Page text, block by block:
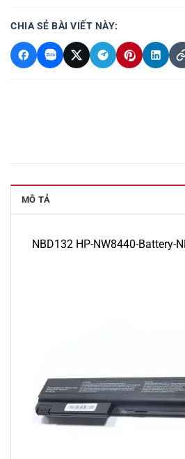
CHIA SẺ BÀI VIẾT NÀY:
MÔ TẢ
NBD132 HP-NW8440-Battery-